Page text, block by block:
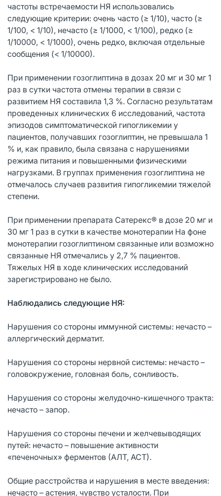
частоты встречаемости НЯ использовались
следующие критерии: очень часто (≥ 1/10), часто (≥
1/100, < 1/10), нечасто (≥ 1/1000, < 1/100), редко (≥
1/10000, < 1/1000), очень редко, включая отдельные
сообщения (< 1/10000).
При применении гозоглиптина в дозах 20 мг и 30 мг 1
раз в сутки частота отмены терапии в связи с
развитием НЯ составила 1,3 %. Согласно результатам
проведенных клинических 6 исследований, частота
эпизодов симптоматической гипогликемии у
пациентов, получавших гозоглиптин, не превышала 1
% и, как правило, была связана с нарушениями
режима питания и повышенными физическими
нагрузками. В группах применения гозоглиптина не
отмечалось случаев развития гипогликемии тяжелой
степени.
При применении препарата Сатерекс® в дозе 20 мг и
30 мг 1 раз в сутки в качестве монотерапии На фоне
монотерапии гозоглиптином связанные или возможно
связанные НЯ отмечались у 2,7 % пациентов.
Тяжелых НЯ в ходе клинических исследований
зарегистрировано не было.
Наблюдались следующие НЯ:
Нарушения со стороны иммунной системы: нечасто –
аллергический дерматит.
Нарушения со стороны нервной системы: нечасто –
головокружение, головная боль, сонливость.
Нарушения со стороны желудочно-кишечного тракта:
нечасто – запор.
Нарушения со стороны печени и желчевыводящих
путей: нечасто – повышение активности
«печеночных» ферментов (АЛТ, АСТ).
Общие расстройства и нарушения в месте введения:
нечасто – астения, чувство усталости. При